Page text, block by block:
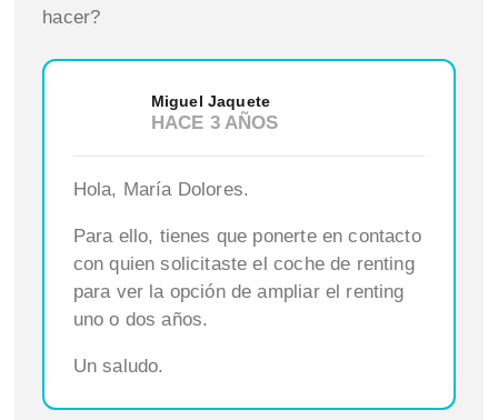
hacer?
Miguel Jaquete
HACE 3 AÑOS
Hola, María Dolores.
Para ello, tienes que ponerte en contacto
con quien solicitaste el coche de renting
para ver la opción de ampliar el renting
uno o dos años.
Un saludo.